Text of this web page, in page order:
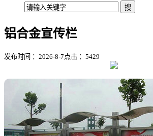
铝合金宣传栏
发布时间 ：2026-8-7 点击 ： 5429